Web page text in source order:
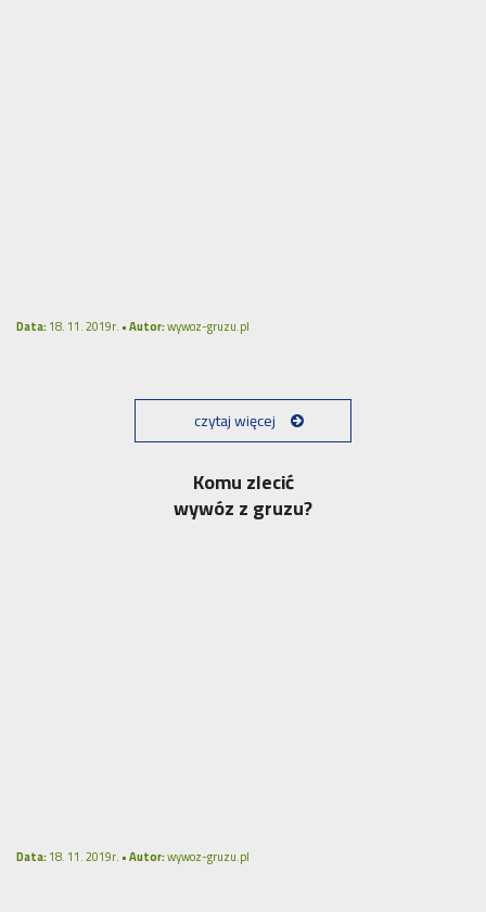
Data:18. 11. 2019r. •Autor:wywoz-gruzu.pl
czytaj więcej
Komu zlecić
wywóz z gruzu?
Data:18. 11. 2019r. •Autor:wywoz-gruzu.pl